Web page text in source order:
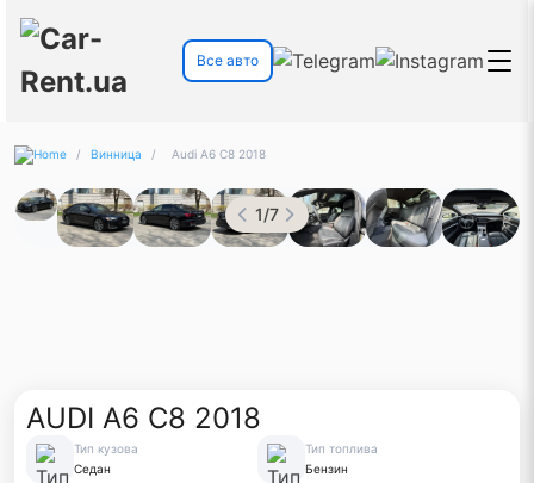
Все авто
/ Винница / Audi A6 C8 2018
1/7
AUDI A6 C8 2018
Тип кузова
Седан
Тип топлива
Бензин